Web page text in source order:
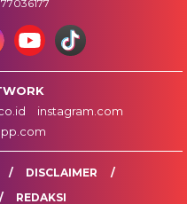
instagram.com
DISCLAIMER
REDAKSI